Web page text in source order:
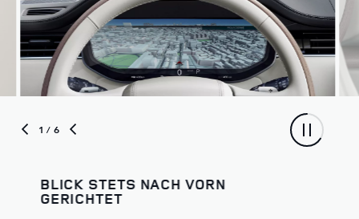
1 / 6
BLICK STETS NACH VORN
GERICHTET